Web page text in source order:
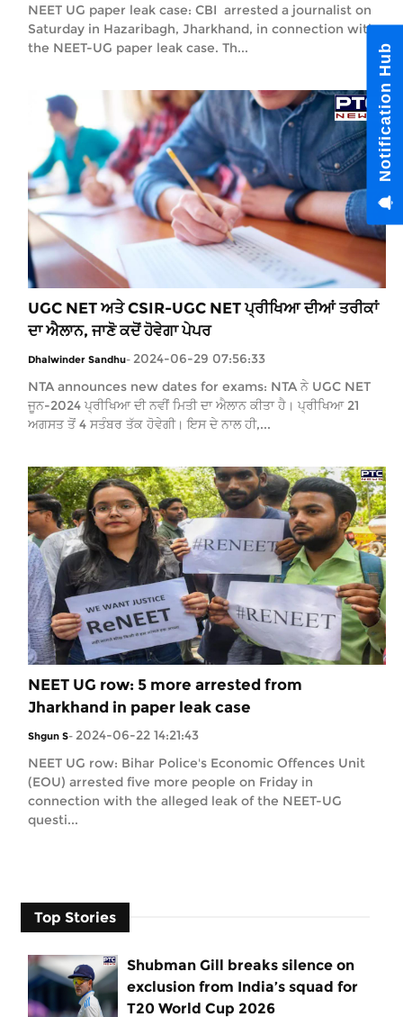
NEET UG paper leak case: CBI arrested a journalist on
Saturday in Hazaribagh, Jharkhand, in connection with
the NEET-UG paper leak case. Th...
UGC NET ਅਤੇ CSIR-UGC NET ਪ੍ਰੀਖਿਆ ਦੀਆਂ ਤਰੀਕਾਂ
ਦਾ ਐਲਾਨ, ਜਾਣੋ ਕਦੋਂ ਹੋਵੇਗਾ ਪੇਪਰ
Dhalwinder Sandhu- 2024-06-29 07:56:33
NTA announces new dates for exams: NTA ਨੇ UGC NET
ਜੂਨ-2024 ਪ੍ਰੀਖਿਆ ਦੀ ਨਵੀਂ ਮਿਤੀ ਦਾ ਐਲਾਨ ਕੀਤਾ ਹੈ। ਪ੍ਰੀਖਿਆ 21
ਅਗਸਤ ਤੋਂ 4 ਸਤੰਬਰ ਤੱਕ ਹੋਵੇਗੀ। ਇਸ ਦੇ ਨਾਲ ਹੀ,...
NEET UG row: 5 more arrested from
Jharkhand in paper leak case
Shgun S- 2024-06-22 14:21:43
NEET UG row: Bihar Police's Economic Offences Unit
(EOU) arrested five more people on Friday in
connection with the alleged leak of the NEET-UG
questi...
Top Stories
Shubman Gill breaks silence on
exclusion from India’s squad for
T20 World Cup 2026